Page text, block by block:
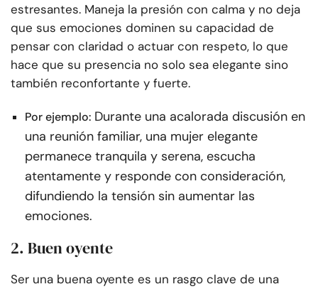
estresantes. Maneja la presión con calma y no deja
que sus emociones dominen su capacidad de
pensar con claridad o actuar con respeto, lo que
hace que su presencia no solo sea elegante sino
también reconfortante y fuerte.
Por ejemplo: Durante una acalorada discusión en
una reunión familiar, una mujer elegante
permanece tranquila y serena, escucha
atentamente y responde con consideración,
difundiendo la tensión sin aumentar las
emociones.
2. Buen oyente
Ser una buena oyente es un rasgo clave de una